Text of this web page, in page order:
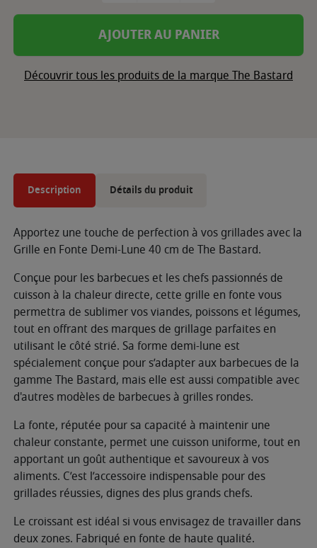
AJOUTER AU PANIER
Découvrir tous les produits de la marque The Bastard
Description Détails du produit
Apportez une touche de perfection à vos grillades avec la
Grille en Fonte Demi-Lune 40 cm de The Bastard.
Conçue pour les barbecues et les chefs passionnés de
cuisson à la chaleur directe, cette grille en fonte vous
permettra de sublimer vos viandes, poissons et légumes,
tout en offrant des marques de grillage parfaites en
utilisant le côté strié. Sa forme demi-lune est
spécialement conçue pour s’adapter aux barbecues de la
gamme The Bastard, mais elle est aussi compatible avec
d'autres modèles de barbecues à grilles rondes.
La fonte, réputée pour sa capacité à maintenir une
chaleur constante, permet une cuisson uniforme, tout en
apportant un goût authentique et savoureux à vos
aliments. C’est l’accessoire indispensable pour des
grillades réussies, dignes des plus grands chefs.
Le croissant est idéal si vous envisagez de travailler dans
deux zones. Fabriqué en fonte de haute qualité.